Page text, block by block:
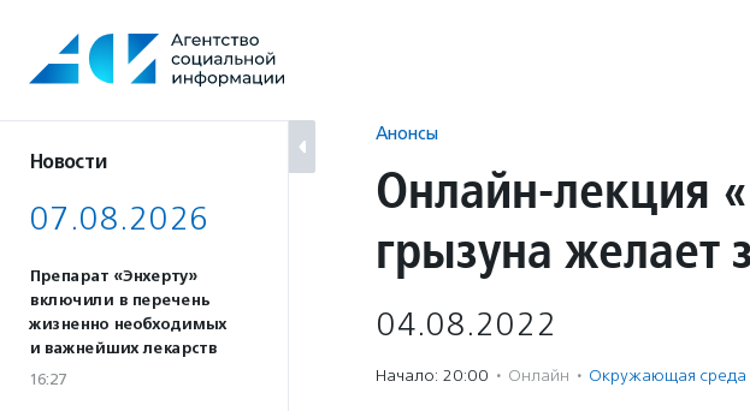
содержанию
Новости
07.08.2026
Препарат «Энхерту»
включили в перечень
жизненно необходимых
и важнейших лекарств
16:27
Анонсы
Онлайн-лекция
грызуна желает
04.08.2022
Начало: 20:00 · Онлайн · Окружающая среда